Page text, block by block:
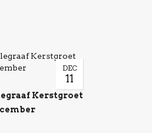
DEC
11
Kerstgroet